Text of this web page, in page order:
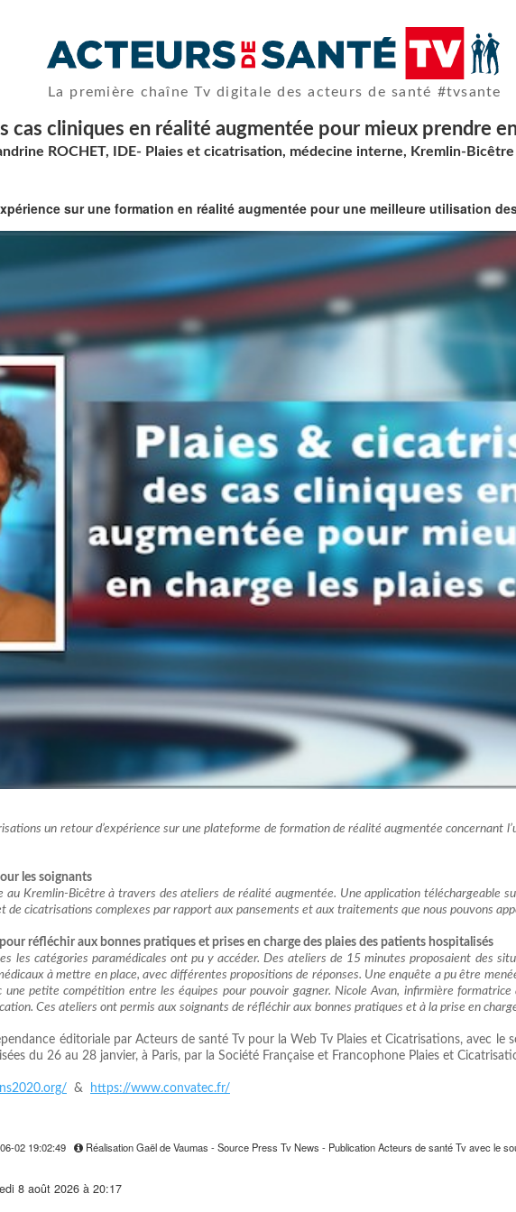
La première chaîne Tv digitale des acteurs de santé #tvsante
cas cliniques en réalité augmentée pour mieux prendre
ROCHET, IDE- Plaies et cicatrisation, médecine interne, Kremlin-
sur une formation en réalité augmentée pour une meilleure utilisation
un retour d’expérience sur une plateforme de formation de réalité augmentée concernant
les soignants
Kremlin-Bicêtre à travers des ateliers de réalité augmentée. Une application téléchargeable
de cicatrisations complexes par rapport aux pansements et aux traitements que nous pouvons
réfléchir aux bonnes pratiques et prises en charge des plaies des patients hospitalisés
les catégories paramédicales ont pu y accéder. Des ateliers de 15 minutes proposaient des
à mettre en place, avec différentes propositions de réponses. Une enquête a pu être
petite compétition entre les équipes pour pouvoir gagner. Nicole Avan, infirmière formatrice
Ces ateliers ont permis aux soignants de réfléchir aux bonnes pratiques et à la prise en
éditoriale par Acteurs de santé Tv pour la Web Tv Plaies et Cicatrisations, avec le
du 26 au 28 janvier, à Paris, par la Société Française et Francophone Plaies et
& https://www.convatec.fr/
02 19:02:49 Réalisation Gaël de Vaumas - Source Press Tv News - Publication Acteurs de santé Tv avec le
8 août 2026 à 20:17